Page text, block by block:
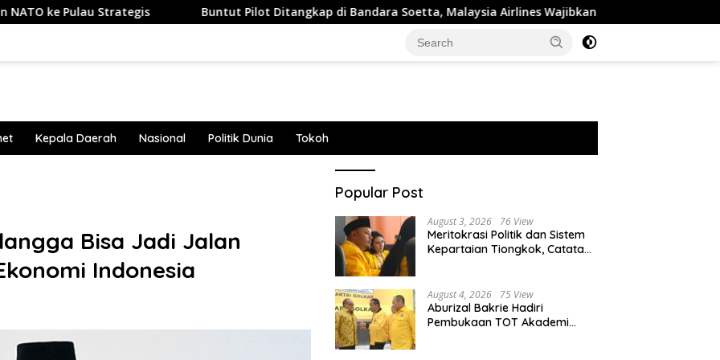
Strategis Buntut Pilot Ditangkap di Bandara Soetta, Malaysia Airlines Wajibkan Tes Narkoba 1.260 Pilot
Kepala Daerah Nasional Politik Dunia Tokoh
Bisa Jadi Jalan
Indonesia
Popular Post
August 3, 2026 76 View
Meritokrasi Politik dan Sistem
Kepartaian Tiongkok, Catatan
August 4, 2026 75 View
Aburizal Bakrie Hadiri
Pembukaan TOT Akademi